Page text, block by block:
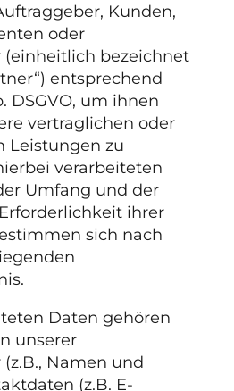
Kunden,
oder
(einheitlich bezeichnet
entsprechend
DSGVO, um ihnen
vertraglichen oder
Leistungen zu
verarbeiteten
Umfang und der
ihrer
sich nach
Daten gehören
unserer
Namen und
(z.B. E-